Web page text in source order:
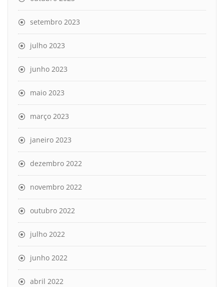
setembro 2023
julho 2023
junho 2023
maio 2023
março 2023
janeiro 2023
dezembro 2022
novembro 2022
outubro 2022
julho 2022
junho 2022
abril 2022